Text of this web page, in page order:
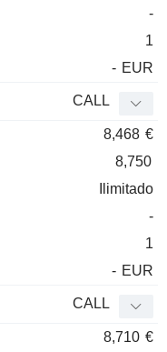
-
1
- EUR
CALL
8,468 €
8,750
Ilimitado
-
1
- EUR
CALL
8,710 €